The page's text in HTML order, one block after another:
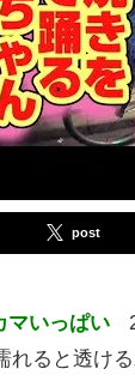
post
マいっぱい
れると透け